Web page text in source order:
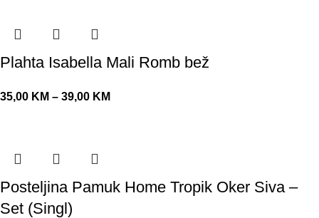
Plahta Isabella Mali Romb bež
35,00 KM – 39,00 KM
Posteljina Pamuk Home Tropik Oker Siva –
Set (Singl)